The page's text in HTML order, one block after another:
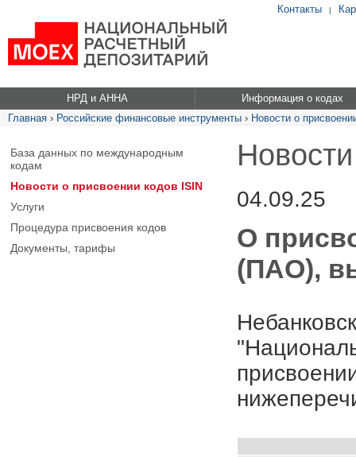
Контакты |
НРД и АННА
Информация о кодах
Главная › Российские финансовые инструменты › Новости о
База данных по международным
кодам
Новости о присвоении кодов ISIN
Услуги
Процедура присвоения кодов
Документы, тарифы
04.09.25
О
(ПАО),